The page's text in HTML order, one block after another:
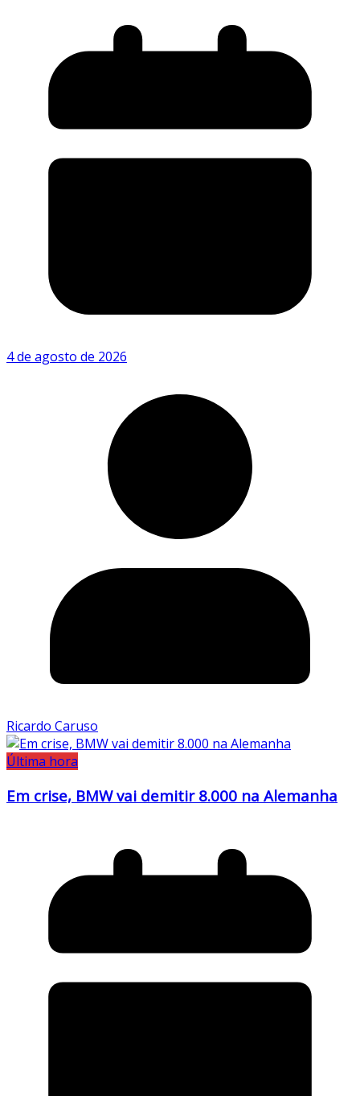
4 de agosto de 2026
Ricardo Caruso
Última hora
Em crise, BMW vai demitir 8.000 na Alemanha